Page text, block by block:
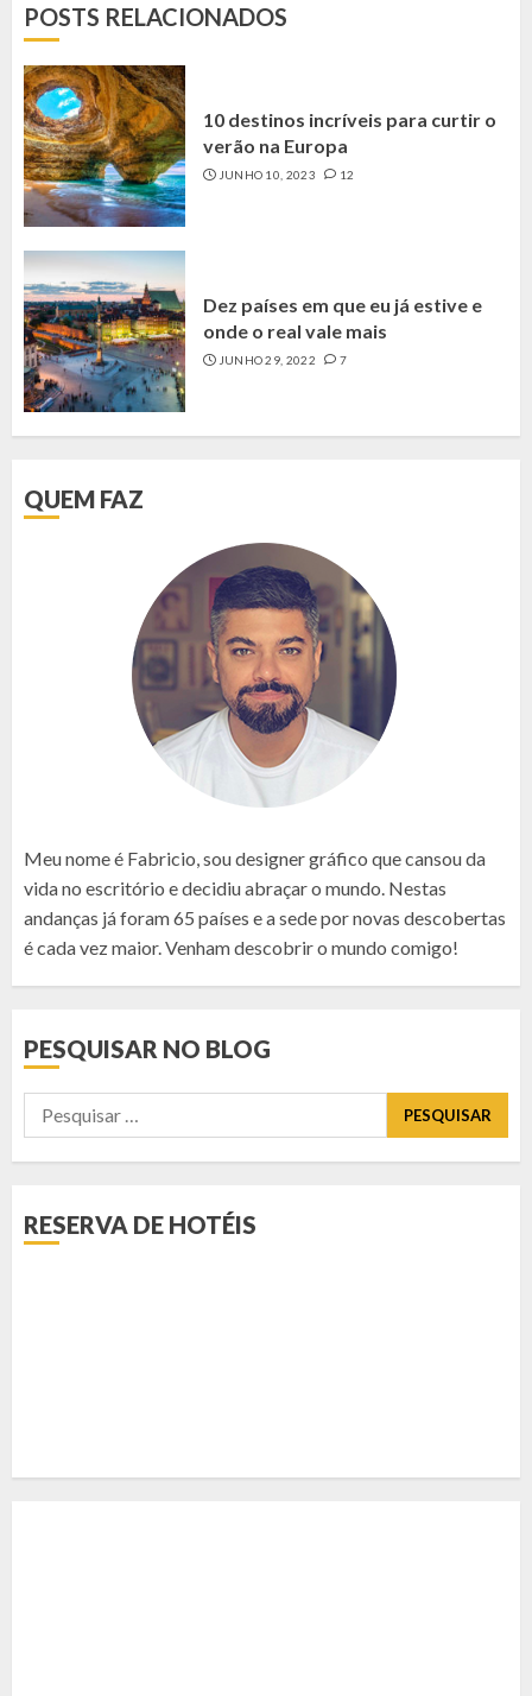
POSTS RELACIONADOS
10 destinos incríveis para curtir o
verão na Europa
JUNHO 10, 2023 12
Dez países em que eu já estive e
onde o real vale mais
JUNHO 29, 2022 7
QUEM FAZ
Meu nome é Fabricio, sou designer gráfico que cansou da
vida no escritório e decidiu abraçar o mundo. Nestas
andanças já foram 65 países e a sede por novas descobertas
é cada vez maior. Venham descobrir o mundo comigo!
PESQUISAR NO BLOG
Pesquisar
por:
RESERVA DE HOTÉIS